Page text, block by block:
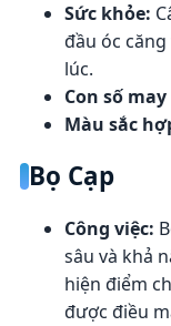
Sức khỏe:
đầu óc
lúc.
Con số
Màu sắc
Bọ Cạp
Công việc:
sâu và khả
hiện điểm
được điều